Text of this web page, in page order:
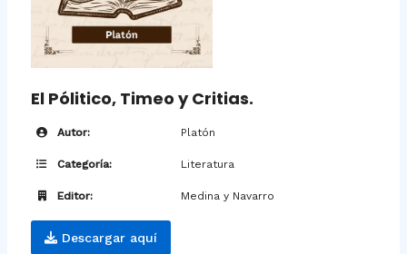
El Pólitico, Timeo y Critias.
Autor: Platón
Categoría: Literatura
Editor: Medina y Navarro
Descargar aquí